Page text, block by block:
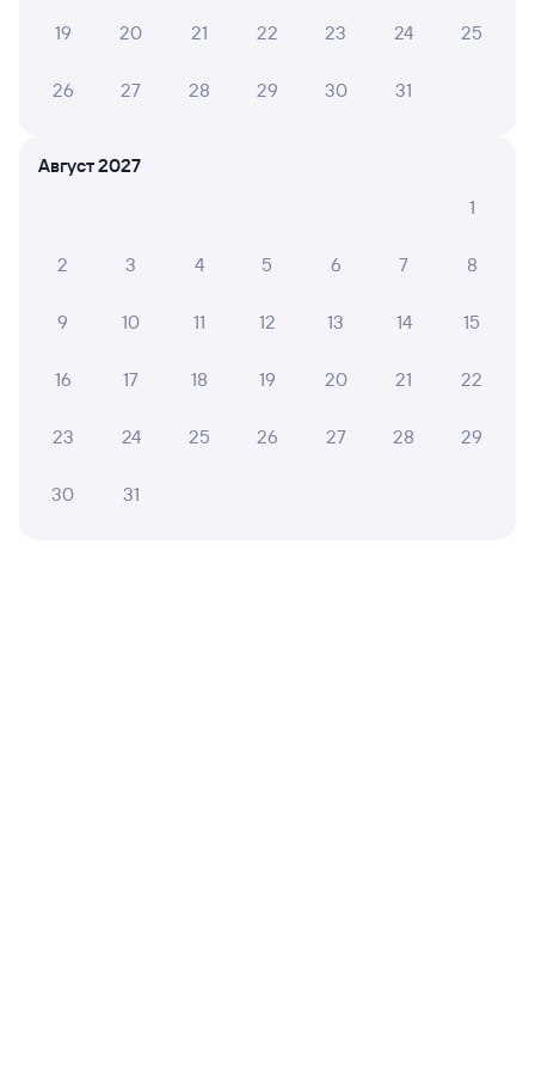
А ещё здесь можно найти
Главный
19 20 21 22 23 24 25
26 27 28 29 30 31
Август 2027
1
2 3 4 5 6 7 8
9 10 11 12 13 14 15
16 17 18 19 20 21 22
23 24 25 26 27 28 29
30 31